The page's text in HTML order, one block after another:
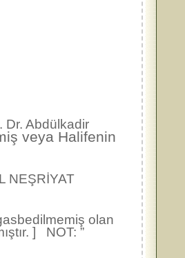
Dr. Abdülkadir
veya Halifenin
NEŞRİYAT
olan
] NOT: ”